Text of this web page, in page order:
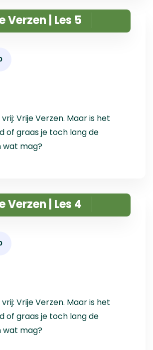
Verzen | Les 5
Vrije Verzen. Maar is het
of graas je toch lang de
wat mag?
Verzen | Les 4
Vrije Verzen. Maar is het
of graas je toch lang de
wat mag?